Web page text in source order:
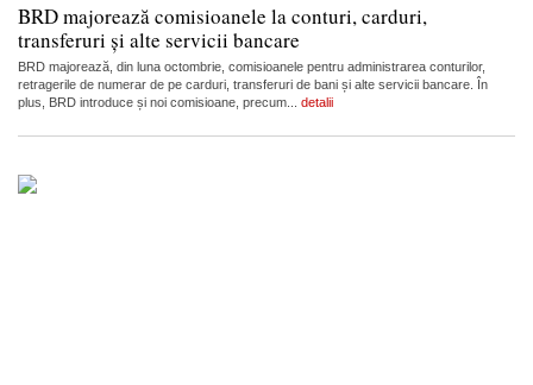
BRD majorează comisioanele la conturi, carduri,
transferuri și alte servicii bancare
BRD majorează, din luna octombrie, comisioanele pentru administrarea conturilor,
retragerile de numerar de pe carduri, transferuri de bani și alte servicii bancare. În
plus, BRD introduce și noi comisioane, precum... detalii